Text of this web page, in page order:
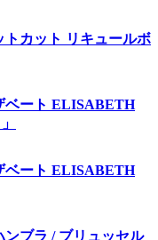
カット リキュールボ
ベート ELISABETH
ベート ELISABETH
ブラ / ブリュッセル